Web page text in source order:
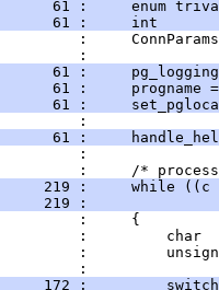
61 :     enum
61 :     int
:
:
61 :
61 :     progname
61 :
:
61 :
:
:     /*
219 :     while ((c
219 :
:     {
:         char
:
:
172 :